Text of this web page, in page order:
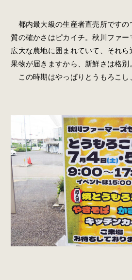
都内最大級の生産者直売所ですの
質の確かさはピカイチ。秋川ファ
広大な農地に囲まれていて、それ
果物が届きますから、新鮮さは格別
この時期はやっぱりとうもろこし